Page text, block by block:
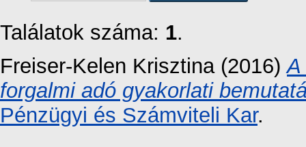
Találatok száma: 1.
Freiser-Kelen Krisztina (2016)A
forgalmi adó gyakorlati
Pénzügyi és Számviteli Kar.